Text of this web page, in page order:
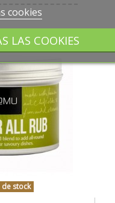
stock
cookies
LAS COOKIES